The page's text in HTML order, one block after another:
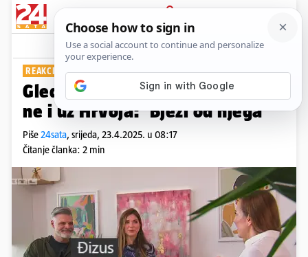
PRIJAVA
Show Komentari
REAKCIJE NA EPIZODU
Gledatelji su stali uz Silviju, ali
ne i uz Hrvoja: 'Bježi od njega'
Piše24sata, srijeda, 23.4.2025. u 08:17
Čitanje članka: 2 min